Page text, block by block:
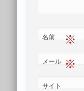
名前 ※
メール ※
サイト